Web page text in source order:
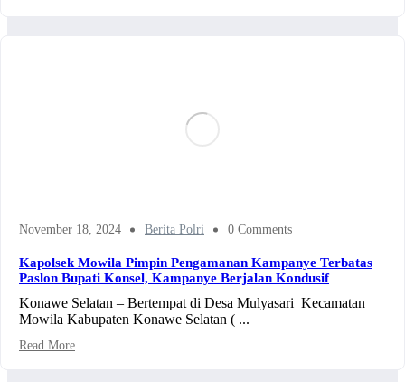
November 18, 2024 Berita Polri 0 Comments
Kapolsek Mowila Pimpin Pengamanan Kampanye Terbatas
Paslon Bupati Konsel, Kampanye Berjalan Kondusif
Konawe Selatan – Bertempat di Desa Mulyasari Kecamatan
Mowila Kabupaten Konawe Selatan ( ...
Read More